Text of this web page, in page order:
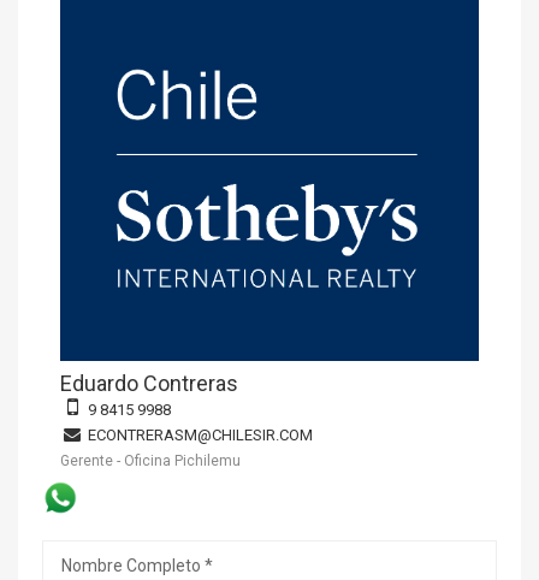
Eduardo Contreras
9 8415 9988
ECONTRERASM@CHILESIR.COM
Gerente - Oficina Pichilemu